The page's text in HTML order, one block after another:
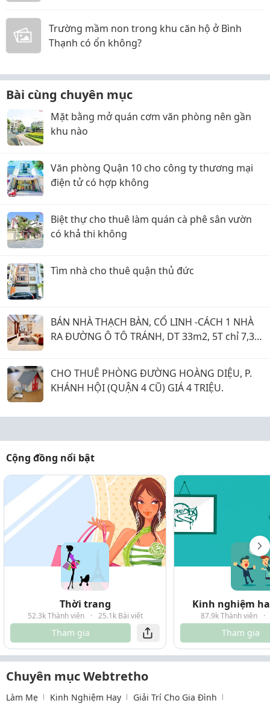
Trường mầm non trong khu căn hộ ở Bình
Thạnh có ổn không?
Bài cùng chuyên mục
Mặt bằng mở quán cơm văn phòng nên gần
khu nào
Văn phòng Quận 10 cho công ty thương mại
điện tử có hợp không
Biệt thự cho thuê làm quán cà phê sân vườn
có khả thi không
Tìm nhà cho thuê quận thủ đức
BÁN NHÀ THẠCH BÀN, CỔ LINH -CÁCH 1 NHÀ
RA ĐƯỜNG Ô TÔ TRÁNH, DT 33m2, 5T chỉ 7,35
CHO THUÊ PHÒNG ĐƯỜNG HOÀNG DIỆU, P.
KHÁNH HỘI (QUẬN 4 CŨ) GIÁ 4 TRIỆU.
Cộng đồng nổi bật
Thời trang
52.3k Thành viên · 25.1k Bài viết
Tham gia
Kinh nghiệm
87.9k Thành viên ·
Tham gia
Chuyên mục Webtretho
Làm Mẹ Kinh Nghiệm Hay Giải Trí Cho Gia Đình